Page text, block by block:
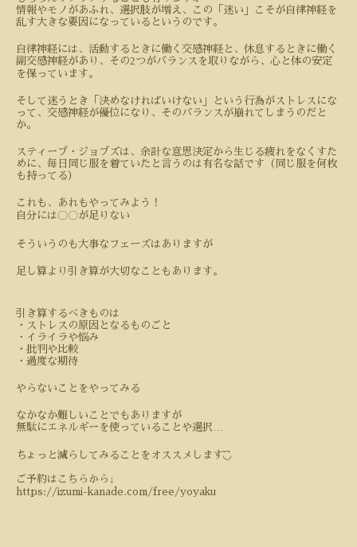
情報やモノがあふれ、選択肢が増え、この「迷い」こそが自律神経を
乱す大きな要因になっているというのです。
自律神経には、活動するときに働く交感神経と、休息するときに働く
副交感神経があり、その2つがバランスを取りながら、心と体の安定
を保っています。
そして迷うとき「決めなければいけない」という行為がストレスにな
って、交感神経が優位になり、そのバランスが崩れてしまうのだと
か。
スティーブ・ジョブズは、余計な意思決定から生じる疲れをなくすた
めに、毎日同じ服を着ていたと言うのは有名な話です（同じ服を何枚
も持ってる）
これも、あれもやってみよう！
自分には〇〇が足りない
そういうのも大事なフェーズはありますが
足し算より引き算が大切なこともあります。
引き算するべきものは
・ストレスの原因となるものごと
・イライラや悩み
・批判や比較
・過度な期待
やらないことをやってみる
なかなか難しいことでもありますが
無駄にエネルギーを使っていることや選択…
ちょっと減らしてみることをオススメします◟̆◞̆
ご予約はこちらから↓
https://izumi-kanade.com/free/yoyaku